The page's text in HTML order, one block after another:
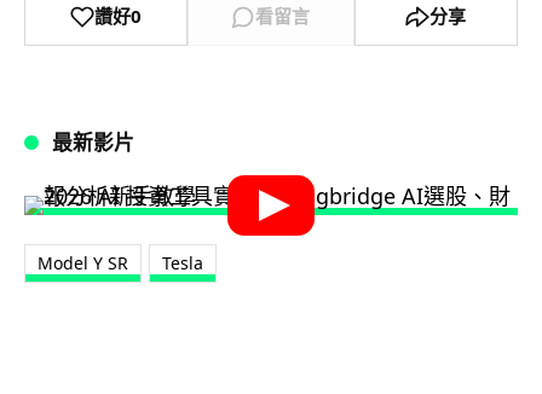
讚好0 看留言 分享
最新影片
Model Y SR Tesla